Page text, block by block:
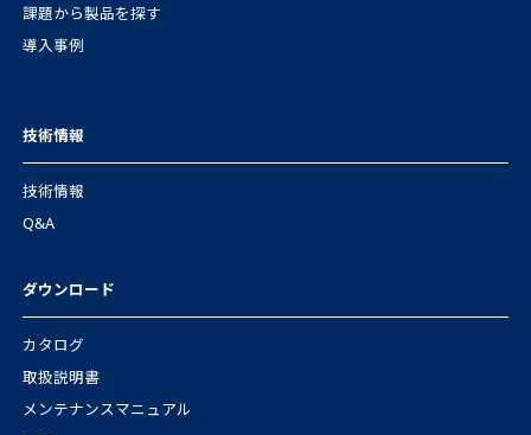
課題から製品を探す
導入事例
技術情報
技術情報
Q&A
ダウンロード
カタログ
取扱説明書
メンテナンスマニュアル